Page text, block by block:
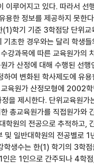
이루어지고 있다. 따라서 선
용한 정보를 제공하지 못한
학기 기준 3학점당 단위교
초한 경우와는 달리 학생
강과목에 따른 교육원가의
가 산정에 대해 수행된 선
하여 변화된 학사제도에 유
육원가 산정모형에 2002
을 제시한다. 단위교육원
총교육원가를 직접원가와
학원의 전공으로 추적하고,
및 일반대학원의 전공별로 1
학생수는 한(1) 학기의 3학
은 1인으로 간주되나 4학